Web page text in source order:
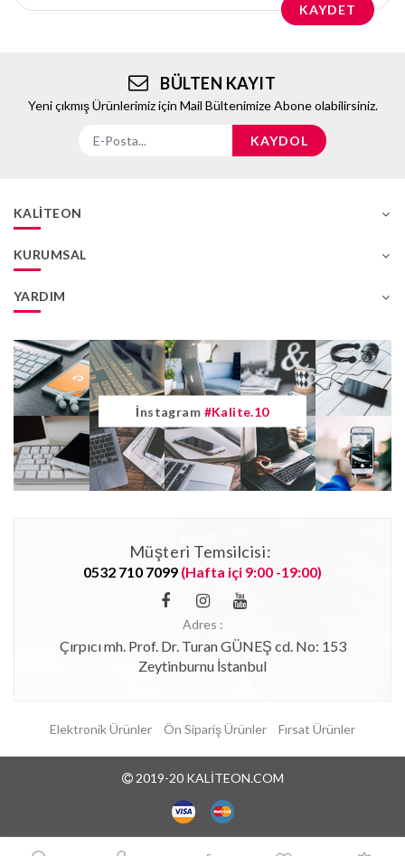
KAYDET
BÜLTEN KAYIT
Yeni çıkmış Ürünlerimiz için Mail Bültenimize Abone olabilirsiniz.
KAYDOL
KALITEON
KURUMSAL
YARDIM
İnstagram #kalite.10
Müşteri Temsilcisi:
0532 710 7099 (Hafta içi 9:00 -19:00)
Adres :
Çırpıcı mh. Prof. Dr. Turan GÜNEŞ cd. No: 153
Zeytinburnu İstanbul
Elektronik Ürünler Ön Sipariş Ürünler Fırsat Ürünler
2019-20 KALITEON.COM